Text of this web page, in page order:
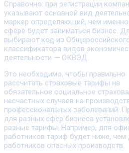
Справочно: при регистрации
указывают основной вид
маркер определяющий, чем именно
сфере будет заниматься бизнес.
выбирают код из
классификатора видов
деятельности — ОКВЭД.
Это необходимо, чтобы правильно
рассчитать страховые тарифы на
обязательное социальное
несчастных случаев на
профессиональных заболеваний.
для разных сфер бизнеса
разные тарифы. Например, для
работников тариф будет ниже, чем
работников опасных производств.